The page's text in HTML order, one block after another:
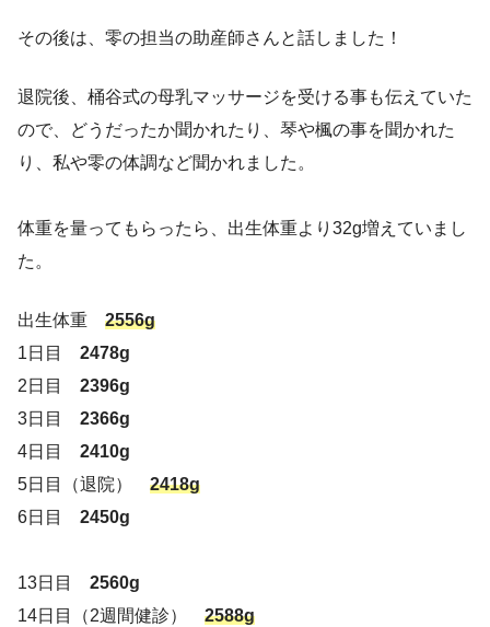
その後は、零の担当の助産師さんと話しました！
退院後、桶谷式の母乳マッサージを受ける事も伝えていた
ので、どうだったか聞かれたり、琴や楓の事を聞かれた
り、私や零の体調など聞かれました。
体重を量ってもらったら、出生体重より32g増えていまし
た。
出生体重 2556g
1日目 2478g
2日目 2396g
3日目 2366g
4日目 2410g
5日目（退院）
2418g
6日目 2450g
13日目 2560g
14日目（2週間健診） 2588g